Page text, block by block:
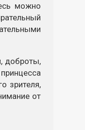
можно
доброты,
зрителя,
от